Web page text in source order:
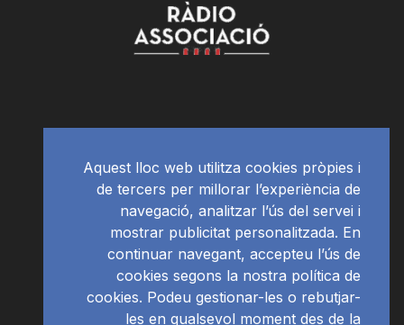
Aquest lloc web utilitza cookies pròpies i
de tercers per millorar l’experiència de
navegació, analitzar l’ús del servei i
mostrar publicitat personalitzada. En
continuar navegant, accepteu l’ús de
cookies segons la nostra política de
cookies. Podeu gestionar-les o rebutjar-
les en qualsevol moment des de la